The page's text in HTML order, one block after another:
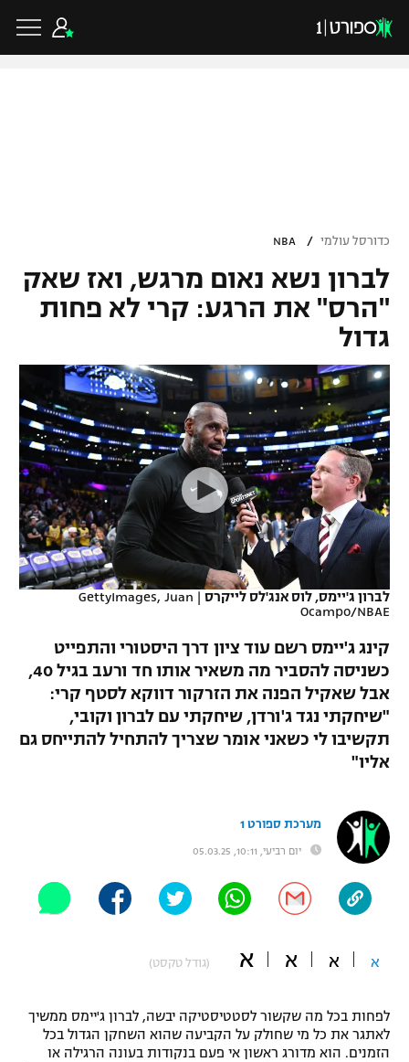
VOD
רץ ברשת
תוצאות
לוח שידורים
ברחבה
"מחצית בשכונה" – פודקאסט
משתתפים וזוכים בפרסים
תקנון משתתפים וזוכים בפרסים
תקנון עבור פעילות ספורט 1 – "מרלן"
טניס
גיימינג E-Sports
גביע הטוטו
ליגיונרים
גביע המדינה
נבחרת ישראל
מכבי חיפה
בית"ר ירושלים
מכבי תל אביב
הפועל תל אביב
הפועל חיפה
הפועל באר שבע
מכבי נתניה
ליגת האלופות
ליגה אירופית
ליגה אנגלית
ליגה גרמנית
ליגה ספרדית
ליגה איטלקית
ליגה צרפתית
ליגה הולנדית
ליגה סינית
ליגה ברזילאית
ליגות נוספות
כדורסל ישראלי
ליגת ווינר סל
ליגה לאומית
כדורסל נשים
מכבי תל אביב
הפועל חולון
הפועל ירושלים
דני אבדיה
כדורסל עולמי
יורוליג
יורוקאפ
ענפים נוספים
טניס
כדוריד
כדורעף
שחייה
אגרוף
ספורט אולימפי
UFC
היאבקות WWE
אופניים
ספורט מוטורי
בייסבול MLB
כדורסל עולמי /
NBA
לברון נשא נאום מרגש, ואז שאק
"הרס" את הרגע: קרי לא פחות
גדול
לברון ג'יימס, לוס אנג'לס לייקרס |
GettyImages, Juan
Ocampo/NBAE
קינג ג'יימס רשם עוד ציון דרך היסטורי והתפייט
כשניסה להסביר מה משאיר אותו חד ורעב בגיל 40,
אבל שאקיל הפנה את הזרקור דווקא לסטף קרי:
"שיחקתי נגד ג'ורדן, שיחקתי עם לברון וקובי,
תקשיבו לי כשאני אומר שצריך להתחיל להתייחס גם
אליו"
מערכת ספורט 1
יום רביעי, 10:11, 05.03.25
א א א א (גודל טקסט)
לפחות בכל מה שקשור לסטטיסטיקה יבשה, לברון ג'יימס ממשיך
לאתגר את כל מי שחולק על הקביעה שהוא השחקן הגדול בכל
הזמנים. הוא מדורג ראשון אי פעם בנקודות בעונה הרגילה או